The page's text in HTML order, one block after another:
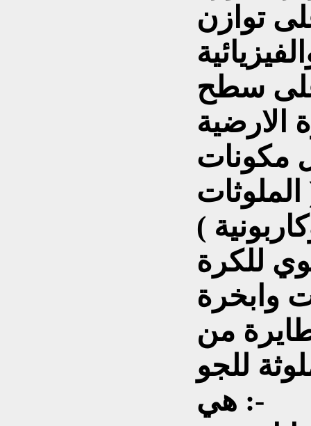
توازن
على سطح
مكونات
الملوثات
)
للكرة
وابخرة
من
للجو
هي :-